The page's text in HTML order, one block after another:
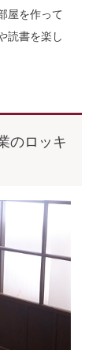
屋を作って
読書を楽し
のロッキ